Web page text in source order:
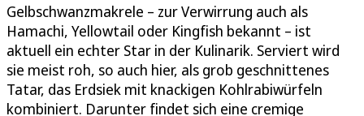
Gelbschwanzmakrele – zur Verwirrung auch als
Hamachi, Yellowtail oder Kingfish bekannt – ist
aktuell ein echter Star in der Kulinarik. Serviert wird
sie meist roh, so auch hier, als grob geschnittenes
Tatar, das Erdsiek mit knackigen Kohlrabiwürfeln
kombiniert. Darunter findet sich eine cremige